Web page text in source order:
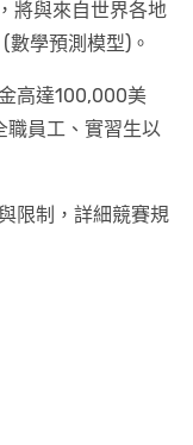
將與來自世界各地
學預測模型)。
高達100,000美
職員工、實習生以
限制，詳細競賽規